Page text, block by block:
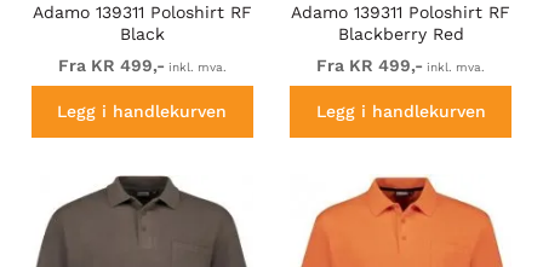
Adamo 139311 Poloshirt RF
Black
Fra KR 499,- inkl. mva.
Legg i handlekurven
Adamo 139311 Poloshirt RF
Blackberry Red
Fra KR 499,- inkl. mva.
Legg i handlekurven